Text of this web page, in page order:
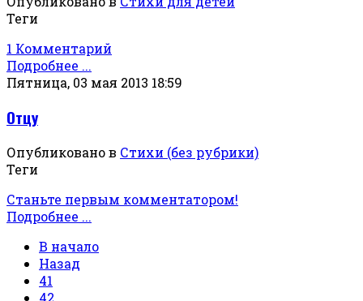
Теги
1 Комментарий
Подробнее ...
Пятница, 03 мая 2013 18:59
Отцу
Опубликовано в Стихи (без рубрики)
Теги
Станьте первым комментатором!
Подробнее ...
В начало
Назад
41
42